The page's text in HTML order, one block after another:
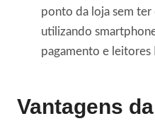
ponto da loja sem ter
utilizando
pagamento e leitores
Vantagens